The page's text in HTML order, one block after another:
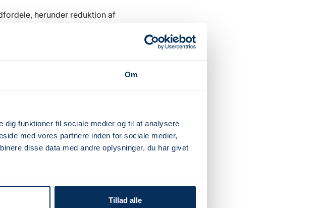
Om
funktioner til sociale medier og til at analysere
med vores partnere inden for sociale medier,
disse data med andre oplysninger, du har givet
Tillad alle
herunder reduktion af
Beta-hydroxysyrer
syrer, der hjælper med at
BHAs som salicylsyre er
med at eksfoliere indersiden af